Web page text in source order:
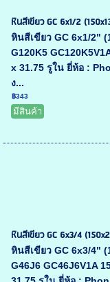
หินสีเขียว GC 6x1/2
หินสีเขียว GC 6x1/2"
G120K5
x 31.75 รูใน ยี่ห้อ :
ง...
฿343
มีสินค้า
หินสีเขียว GC 6x3/4
หินสีเขียว GC 6x3/4"
G46J6 GC46J6V1A